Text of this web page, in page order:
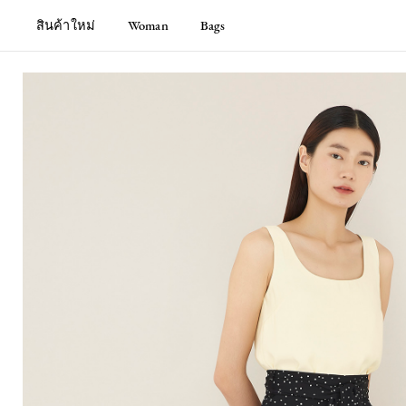
สินค้าใหม่ Woman Bags